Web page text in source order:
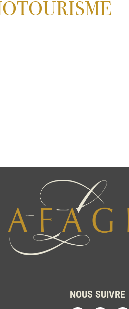
NOUS SUIVRE